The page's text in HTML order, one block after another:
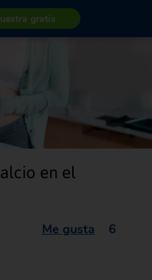
gratis
en el
Me gusta 6